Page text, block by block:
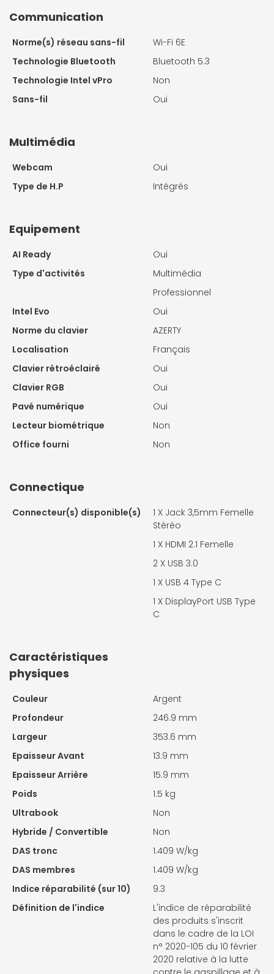
Communication
Norme(s) réseau sans-fil
Wi-Fi 6E
Technologie Bluetooth
Bluetooth 5.3
Technologie Intel vPro
Non
Sans-fil
Oui
Multimédia
Webcam
Oui
Type de H.P
Intégrés
Equipement
AI Ready
Oui
Type d'activités
Multimédia
Professionnel
Intel Evo
Oui
Norme du clavier
AZERTY
Localisation
Français
Clavier rétroéclairé
Oui
Clavier RGB
Oui
Pavé numérique
Oui
Lecteur biométrique
Non
Office fourni
Non
Connectique
Connecteur(s) disponible(s) 1 X Jack 3,5mm Femelle
Stéréo
1 X HDMI 2.1 Femelle
2 X USB 3.0
1 X USB 4 Type C
1 X DisplayPort USB Type
C
Caractéristiques
physiques
Couleur
Argent
Profondeur
246.9 mm
Largeur
353.6 mm
Epaisseur Avant
13.9 mm
Epaisseur Arrière
15.9 mm
Poids
1.5 kg
Ultrabook
Non
Hybride / Convertible
Non
DAS tronc
1.409 W/kg
DAS membres
1.409 W/kg
Indice réparabilité (sur 10)
9.3
Définition de l'indice
L'indice de réparabilité
des produits s'inscrit
dans le cadre de la LOI
n° 2020-105 du 10 février
2020 relative à la lutte